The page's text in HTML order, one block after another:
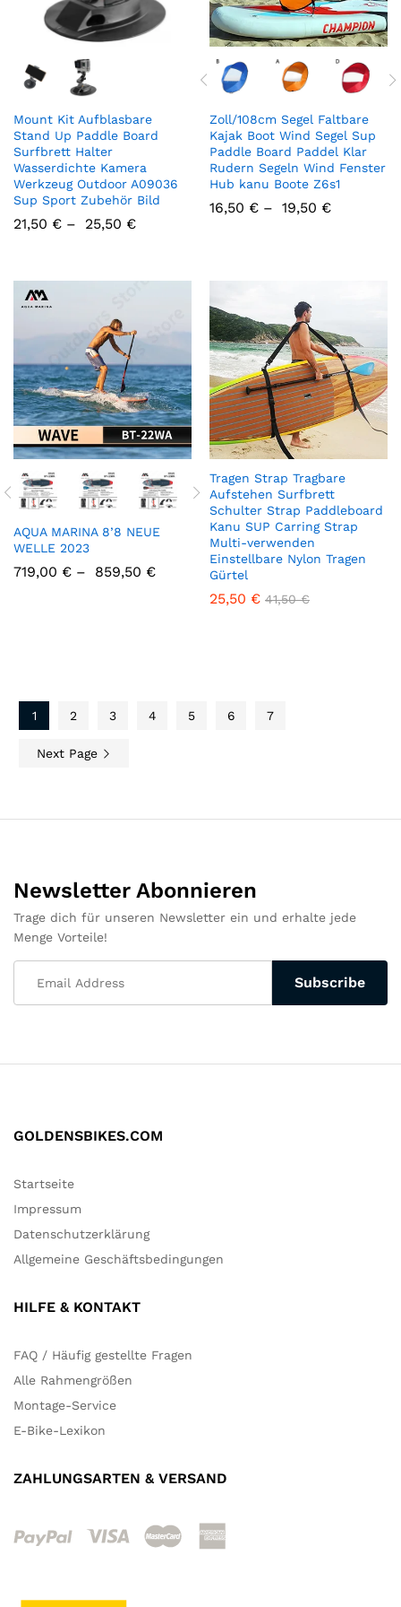
Mount Kit Aufblasbare
Stand Up Paddle Board
Surfbrett Halter
Wasserdichte Kamera
Werkzeug Outdoor A09036
Sup Sport Zubehör Bild
21,50 € – 25,50 €
Zoll/108cm Segel Faltbare
Kajak Boot Wind Segel Sup
Paddle Board Paddel Klar
Rudern Segeln Wind Fenster
Hub kanu Boote Z6s1
16,50 € – 19,50 €
AQUA MARINA 8’8 NEUE
WELLE 2023
719,00 € – 859,50 €
Tragen Strap Tragbare
Aufstehen Surfbrett
Schulter Strap Paddleboard
Kanu SUP Carring Strap
Multi-verwenden
Einstellbare Nylon Tragen
Gürtel
25,50 € 41,50€
1 2 3 4 5 6 7
Next Page
Newsletter Abonnieren
Trage dich für unseren Newsletter ein und erhalte jede
Menge Vorteile!
GOLDENSBIKES.COM
Startseite
Impressum
Datenschutzerklärung
Allgemeine Geschäftsbedingungen
HILFE & KONTAKT
FAQ / Häufig gestellte Fragen
Alle Rahmengrößen
Montage-Service
E-Bike-Lexikon
ZAHLUNGSARTEN & VERSAND